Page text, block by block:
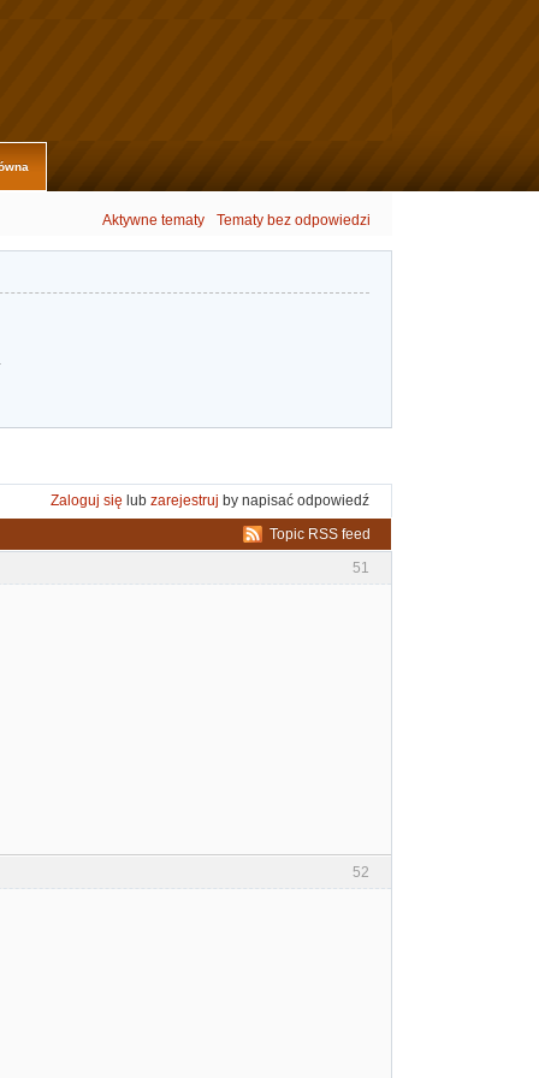
Aktywne tematy Tematy bez odpowiedzi
Zaloguj się lub zarejestruj by napisać odpowiedź
Topic RSS feed
51
52